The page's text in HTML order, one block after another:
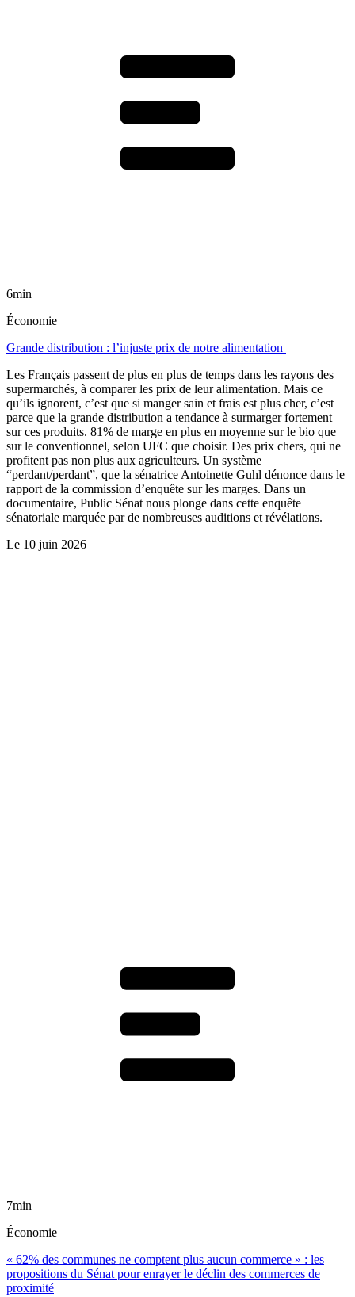
6min
Économie
Grande distribution : l’injuste prix de notre alimentation
Les Français passent de plus en plus de temps dans les rayons des
supermarchés, à comparer les prix de leur alimentation. Mais ce
qu’ils ignorent, c’est que si manger sain et frais est plus cher, c’est
parce que la grande distribution a tendance à surmarger fortement
sur ces produits. 81% de marge en plus en moyenne sur le bio que
sur le conventionnel, selon UFC que choisir. Des prix chers, qui ne
profitent pas non plus aux agriculteurs. Un système
“perdant/perdant”, que la sénatrice Antoinette Guhl dénonce dans le
rapport de la commission d’enquête sur les marges. Dans un
documentaire, Public Sénat nous plonge dans cette enquête
sénatoriale marquée par de nombreuses auditions et révélations.
Le 10 juin 2026
7min
Économie
« 62% des communes ne comptent plus aucun commerce » : les
propositions du Sénat pour enrayer le déclin des commerces de
proximité